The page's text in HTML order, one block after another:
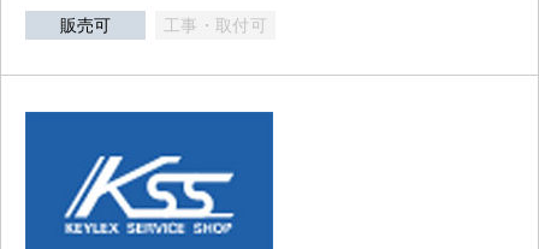
販売可 工事・取付可